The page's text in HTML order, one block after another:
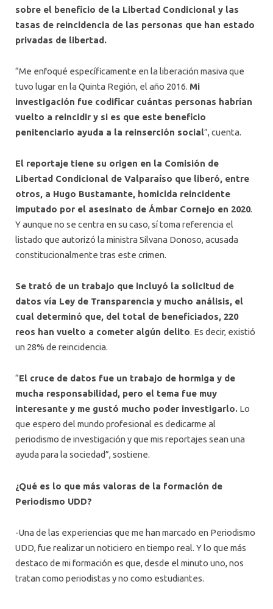
sobre el beneficio de la Libertad Condicional y las
tasas de reincidencia de las personas que han estado
privadas de libertad.
“Me enfoqué específicamente en la liberación masiva que
tuvo lugar en la Quinta Región, el año 2016. Mi
investigación fue codificar cuántas personas habrían
vuelto a reincidir y si es que este beneficio
penitenciario ayuda a la reinserción social”, cuenta.
El reportaje tiene su origen en la Comisión de
Libertad Condicional de Valparaíso que liberó, entre
otros, a Hugo Bustamante, homicida reincidente
imputado por el asesinato de Ámbar Cornejo en 2020.
Y aunque no se centra en su caso, sí toma referencia el
listado que autorizó la ministra Silvana Donoso, acusada
constitucionalmente tras este crimen.
Se trató de un trabajo que incluyó la solicitud de
datos vía Ley de Transparencia y mucho análisis, el
cual determinó que, del total de beneficiados, 220
reos han vuelto a cometer algún delito. Es decir, existió
un 28% de reincidencia.
“El cruce de datos fue un trabajo de hormiga y de
mucha responsabilidad, pero el tema fue muy
interesante y me gustó mucho poder investigarlo. Lo
que espero del mundo profesional es dedicarme al
periodismo de investigación y que mis reportajes sean una
ayuda para la sociedad”, sostiene.
¿Qué es lo que más valoras de la formación de
Periodismo UDD?
-Una de las experiencias que me han marcado en Periodismo
UDD, fue realizar un noticiero en tiempo real. Y lo que más
destaco de mi formación es que, desde el minuto uno, nos
tratan como periodistas y no como estudiantes.